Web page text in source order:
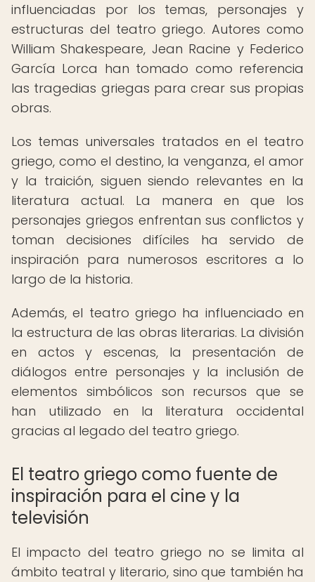
influenciadas por los temas, personajes y
estructuras del teatro griego. Autores como
William Shakespeare, Jean Racine y Federico
García Lorca han tomado como referencia
las tragedias griegas para crear sus propias
obras.
Los temas universales tratados en el teatro
griego, como el destino, la venganza, el amor
y la traición, siguen siendo relevantes en la
literatura actual. La manera en que los
personajes griegos enfrentan sus conflictos y
toman decisiones difíciles ha servido de
inspiración para numerosos escritores a lo
largo de la historia.
Además, el teatro griego ha influenciado en
la estructura de las obras literarias. La división
en actos y escenas, la presentación de
diálogos entre personajes y la inclusión de
elementos simbólicos son recursos que se
han utilizado en la literatura occidental
gracias al legado del teatro griego.
El teatro griego como fuente de
inspiración para el cine y la
televisión
El impacto del teatro griego no se limita al
ámbito teatral y literario, sino que también ha